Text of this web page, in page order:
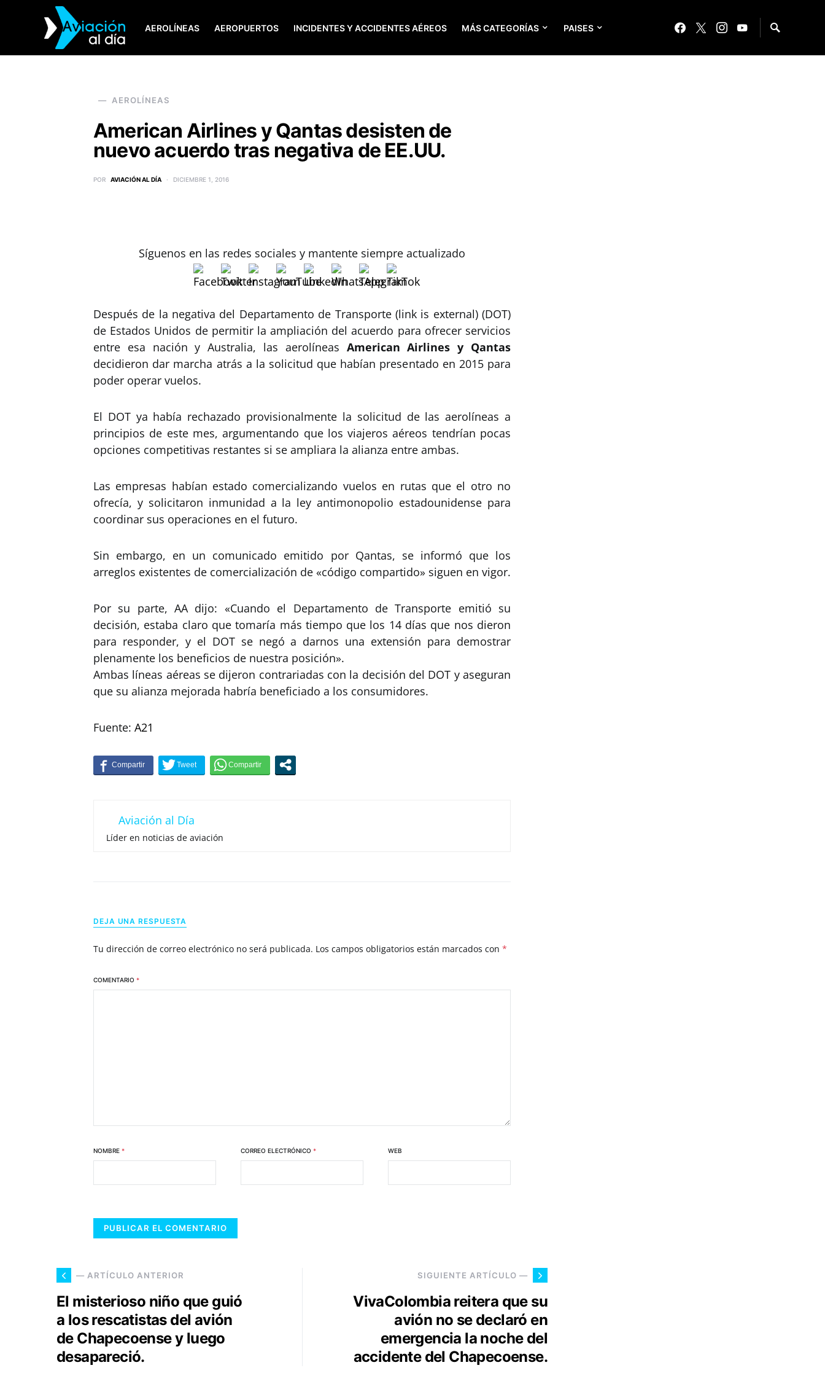
AEROLÍNEAS AEROPUERTOS INCIDENTES Y ACCIDENTES AÉREOS MÁS CATEGORÍAS PAISES
SEARCH FOR:
AEROLÍNEAS
American Airlines y Qantas desisten de
nuevo acuerdo tras negativa de EE.UU.
POR AVIACIÓN AL DÍA DICIEMBRE 1, 2016
Síguenos en las redes sociales y mantente siempre actualizado
Después de la negativa del Departamento de Transporte (link is external) (DOT)
de Estados Unidos de permitir la ampliación del acuerdo para ofrecer servicios
entre esa nación y Australia, las aerolíneas American Airlines y Qantas
decidieron dar marcha atrás a la solicitud que habían presentado en 2015 para
poder operar vuelos.
El DOT ya había rechazado provisionalmente la solicitud de las aerolíneas a
principios de este mes, argumentando que los viajeros aéreos tendrían pocas
opciones competitivas restantes si se ampliara la alianza entre ambas.
Las empresas habían estado comercializando vuelos en rutas que el otro no
ofrecía, y solicitaron inmunidad a la ley antimonopolio estadounidense para
coordinar sus operaciones en el futuro.
Sin embargo, en un comunicado emitido por Qantas, se informó que los
arreglos existentes de comercialización de «código compartido» siguen en vigor.
Por su parte, AA dijo: «Cuando el Departamento de Transporte emitió su
decisión, estaba claro que tomaría más tiempo que los 14 días que nos dieron
para responder, y el DOT se negó a darnos una extensión para demostrar
plenamente los beneficios de nuestra posición».
Ambas líneas aéreas se dijeron contrariadas con la decisión del DOT y aseguran
que su alianza mejorada habría beneficiado a los consumidores.
Fuente: A21
Aviación al Día
Líder en noticias de aviación
DEJA UNA RESPUESTA
Tu dirección de correo electrónico no será publicada. Los campos obligatorios están marcados con *
COMENTARIO *
NOMBRE * CORREO ELECTRÓNICO * WEB
— ARTÍCULO ANTERIOR
El misterioso niño que guió
a los rescatistas del avión
de Chapecoense y luego
desapareció.
SIGUIENTE ARTÍCULO —
VivaColombia reitera que su
avión no se declaró en
emergencia la noche del
accidente del Chapecoense.